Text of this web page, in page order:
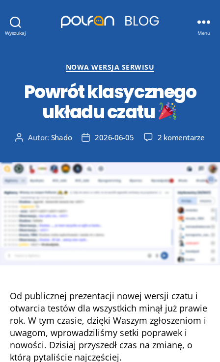
Wyszukaj Menu
Kategorie
NOWA WERSJA SERWISU
Powrót klasycznego
układu czatu
AutorAutor: Shado
Data2026-06-05 2 komentarzedo
Od publicznej prezentacji nowej wersji czatu i
otwarcia testów dla wszystkich minął już prawie
rok. W tym czasie, dzięki Waszym zgłoszeniom i
uwagom, wprowadziliśmy setki poprawek i
nowości. Dzisiaj przyszedł czas na zmianę, o
którą pytaliście najczęściej.